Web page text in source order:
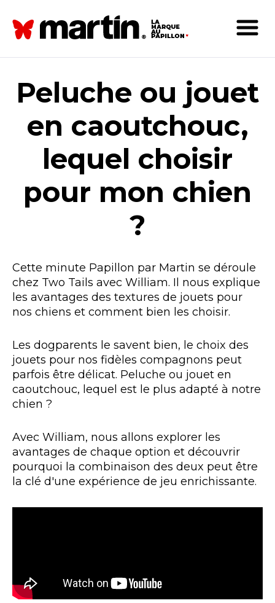
Peluche ou jouet
en caoutchouc,
lequel choisir
pour mon chien
?
Cette minute Papillon par Martin se déroule
chez Two Tails avec William. Il nous explique
les avantages des textures de jouets pour
nos chiens et comment bien les choisir.
Les dogparents le savent bien, le choix des
jouets pour nos fidèles compagnons peut
parfois être délicat. Peluche ou jouet en
caoutchouc, lequel est le plus adapté à notre
chien ?
Avec William, nous allons explorer les
avantages de chaque option et découvrir
pourquoi la combinaison des deux peut être
la clé d'une expérience de jeu enrichissante.